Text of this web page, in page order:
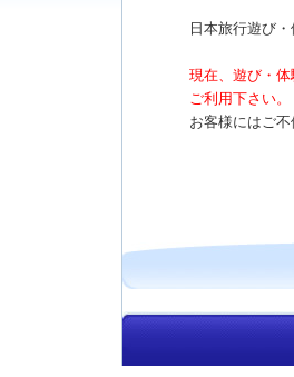
日本旅行遊び
現在、遊び・
ご利用下さい。
お客様にはご